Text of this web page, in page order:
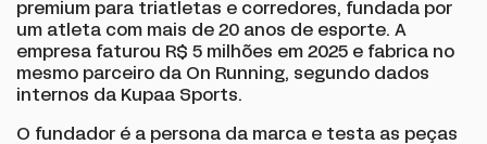
premium para triatletas e corredores, fundada por
um atleta com mais de 20 anos de esporte. A
empresa faturou R$ 5 milhões em 2025 e fabrica no
mesmo parceiro da On Running, segundo dados
internos da Kupaa Sports.
O fundador é a persona da marca e testa as peças